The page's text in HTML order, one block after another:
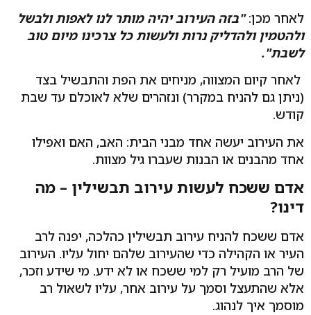
לאחר מכן:"בזה העירוב יהיה מותר לנו לאפות ולבשל
ולהטמין ולהדליק נרות ולעשות כל צרכינו מיום טוב
לשבת".
לאחר קיום המצווה, מניחים את הפת והתבשיל בצד
(ניתן גם להניח במקרר) ונזהרים שלא לאוכלם עד שבת
קודש.
את העירוב יעשה אחד מבני הבית: האב, האם ואפילו
אחד מהבנים או הבנות שעברו גיל מצוות.
אדם ששכח לעשות עירוב תבשילין – מה
דינו?
אדם ששכח להניח עירוב תבשילין כהלכה, יפנה לרב
העיר או הקהילה כדי שהעירוב שלהם יחול עליו. העירוב
של הרב מועיל רק למי ששכח או לא ידע. מי שידע וזכר,
אלא שהתעצל וסמך על עירוב אחר, עליו לשאול רב
מוסמך איך לנהוג.